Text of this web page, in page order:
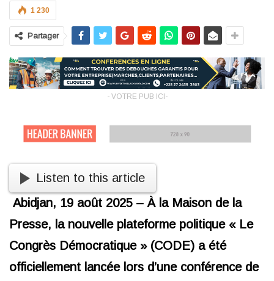
1 230
Partager
- VOTRE PUB ICI-
Listen to this article
Abidjan, 19 août 2025 – À la Maison de la
Presse, la nouvelle plateforme politique « Le
Congrès Démocratique » (CODE) a été
officiellement lancée lors d’une conférence de